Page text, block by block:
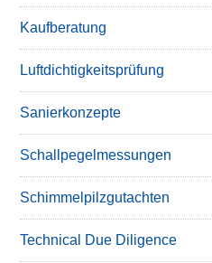
Kaufberatung
Luftdichtigkeitsprüfung
Sanierkonzepte
Schallpegelmessungen
Schimmelpilzgutachten
Technical Due Diligence